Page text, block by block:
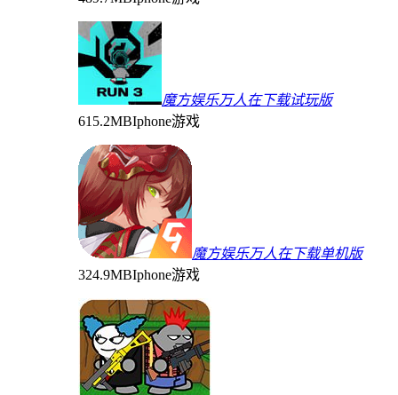
魔方娱乐万人在下载试玩版
615.2MBIphone游戏
魔方娱乐万人在下载单机版
324.9MBIphone游戏